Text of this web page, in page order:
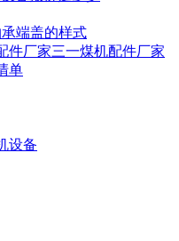
端盖的样式
件厂家三一煤机配件厂家
单
设备